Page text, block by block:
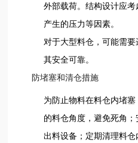
外部载荷。结构设计应
产生的压力等因素。
对于大型料仓，可能需
其安全可靠。
防堵塞和清仓措施
为防止物料在料仓内堵
的料仓角度，避免死角
出料设备；定期清理料仓